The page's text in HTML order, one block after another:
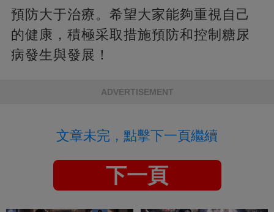
預防大于治療。希望大家能夠重視自己
的健康，積極采取措施預防和控制糖尿
病發生與發展！
ADVERTISEMENT
文章未完，點擊下一頁繼續
下一頁